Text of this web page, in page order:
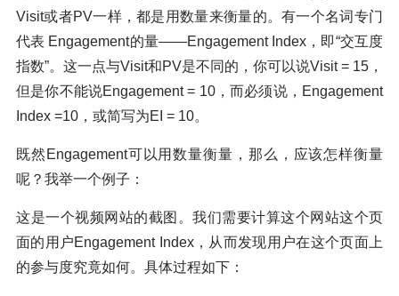
Visit或者PV一样，都是用数量来衡量的。有一个名词专门
代表 Engagement的量——Engagement Index，即“交互度
指数”。这一点与Visit和PV是不同的，你可以说Visit = 15，
但是你不能说Engagement = 10，而必须说，Engagement
Index =10，或简写为EI = 10。
既然Engagement可以用数量衡量，那么，应该怎样衡量
呢？我举一个例子：
这是一个视频网站的截图。我们需要计算这个网站这个页
面的用户Engagement Index，从而发现用户在这个页面上
的参与度究竟如何。具体过程如下：